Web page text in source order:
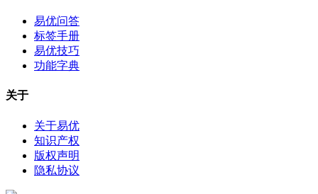
易优问答
标签手册
易优技巧
功能字典
关于
关于易优
知识产权
版权声明
隐私协议